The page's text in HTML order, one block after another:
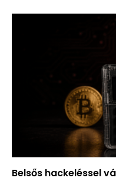
Belsős hackeléssel